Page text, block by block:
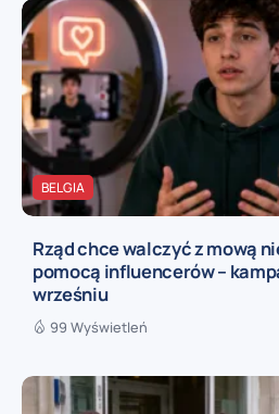
BELGIA
Rząd chce walczyć z mową
pomocą influencerów –
wrześniu
99 Wyświetleń